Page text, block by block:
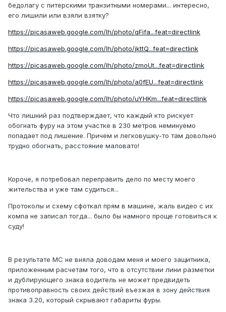
бедолагу с питерскими транзитными номерами... интересно,
его лишили или взяли взятку?
https://picasaweb.google.com/lh/photo/qFifa...feat=directlink
https://picasaweb.google.com/lh/photo/jkttQ...feat=directlink
https://picasaweb.google.com/lh/photo/zmoUt...feat=directlink
https://picasaweb.google.com/lh/photo/a0fEU...feat=directlink
https://picasaweb.google.com/lh/photo/uYHKm...feat=directlink
Что лишний раз подтверждает, что каждый кто рискует
обогнать фуру на этом участке в 230 метров неминуемо
попадает под лишение. Причем и легковушку-то там довольно
трудно обогнать, расстояние маловато!
Короче, я потребовал переправить дело по месту моего
жительства и уже там судиться...
Протоколы и схему сфоткал прям в машине, жаль видео с их
компа не записал тогда... было бы намного проще готовиться к
суду!
В результате МС не вняла доводам меня и моего защитника,
приложенным расчетам того, что в отсутствии лини разметки
и дублирующего знака водитель не может предвидеть
противоправность своих действий въезжая в зону действия
знака 3.20, который скрывают габариты фуры.